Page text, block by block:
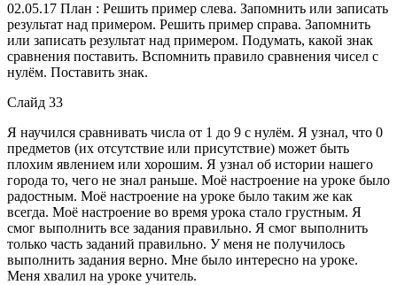
02.05.17 План : Решить пример слева. Запомнить или записать
результат над примером. Решить пример справа. Запомнить
или записать результат над примером. Подумать, какой знак
сравнения поставить. Вспомнить правило сравнения чисел с
нулём. Поставить знак.
Слайд 33
Я научился сравнивать числа от 1 до 9 с нулём. Я узнал, что 0
предметов (их отсутствие или присутствие) может быть
плохим явлением или хорошим. Я узнал об истории нашего
города то, чего не знал раньше. Моё настроение на уроке было
радостным. Моё настроение на уроке было таким же как
всегда. Моё настроение во время урока стало грустным. Я
смог выполнить все задания правильно. Я смог выполнить
только часть заданий правильно. У меня не получилось
выполнить задания верно. Мне было интересно на уроке.
Меня хвалил на уроке учитель.